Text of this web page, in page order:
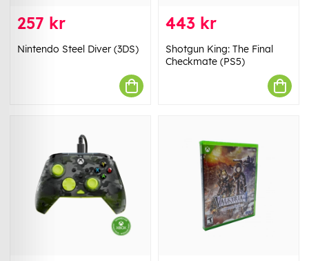
257 kr
Nintendo Steel Diver (3DS)
443 kr
Shotgun King: The Final
Checkmate (PS5)